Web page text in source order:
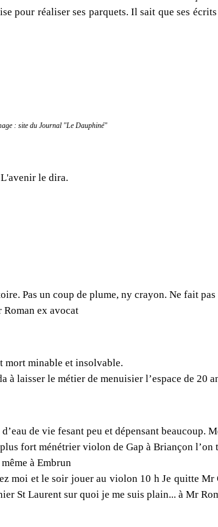
réaliser ses parquets. Il sait que ses
: site du Journal "Le Dauphiné"
le dira.
Pas un coup de plume, ny crayon. Ne fait
ex avocat
mort minable et insolvable.
à laisser le métier de menuisier l’espace de 20
de vie fesant peu et dépensant beaucoup.
fort ménétrier violon de Gap à Briançon l’on
à Embrun
moi et le soir jouer au violon 10 h Je quitte
St Laurent sur quoi je me suis plain... à Mr